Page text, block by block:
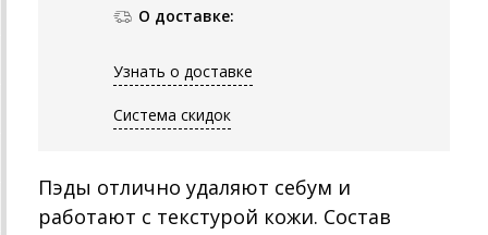
О доставке:
Узнать о доставке
Система скидок
Пэды отлично удаляют себум и
работают с текстурой кожи. Состав